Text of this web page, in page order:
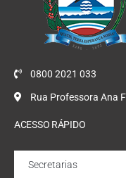
0800 2021 033
Rua Professora Ana
ACESSO RÁPIDO
Secretarias